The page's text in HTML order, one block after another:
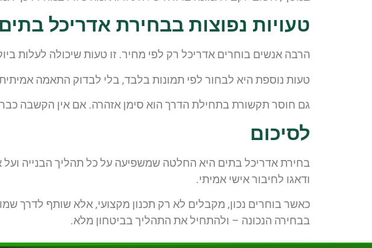
טעויות נפוצות בבחירת אדריכל בתים
הרבה אנשים בוחרים אדריכל רק לפי מחיר. זו טעות שיכולה לעלות
טעות נוספת היא לבחור לפי תמונות בלבד, בלי לבדוק התאמה
גם חוסר תקשורת בתחילת הדרך הוא סימן אזהרה. אם אין הקשבה
לסיכום
בחירת אדריכל בתים היא החלטה שמשפיעה על כל תהליך הבנייה ועל
ודאגו לחיבור אישי אמיתי.
כאשר בוחרים נכון, מקבלים לא רק תכנון מקצועי, אלא שותף לדרך
בבחירה הנכונה – ולהתחיל את התהליך בביטחון מלא.